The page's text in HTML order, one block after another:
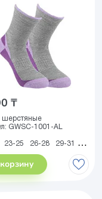
₸
шерстяные
GWSC-1001-AL
23-25 26-28 29-31 32-34